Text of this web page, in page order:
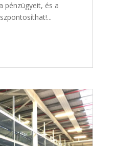
pénzügyeit, és a